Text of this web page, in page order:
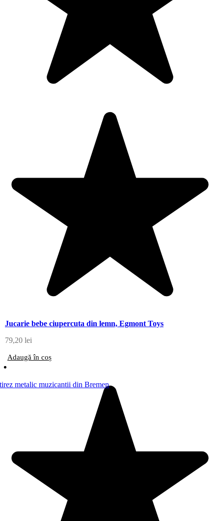
Jucarie bebe ciupercuta din lemn, Egmont Toys
79,20 lei
Adaugă în coș